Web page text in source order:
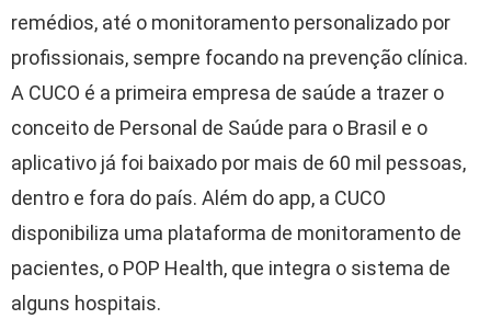
remédios, até o monitoramento personalizado por
profissionais, sempre focando na prevenção clínica.
A CUCO é a primeira empresa de saúde a trazer o
conceito de Personal de Saúde para o Brasil e o
aplicativo já foi baixado por mais de 60 mil pessoas,
dentro e fora do país. Além do app, a CUCO
disponibiliza uma plataforma de monitoramento de
pacientes, o POP Health, que integra o sistema de
alguns hospitais.